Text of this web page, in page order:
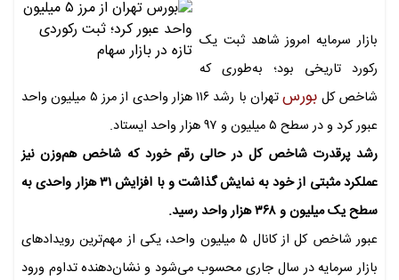
بازار سرمایه امروز شاهد ثبت یک
رکورد تاریخی بود؛ به‌طوری که
شاخص کل بورس
تهران با رشد ۱۱۶ هزار واحدی از مرز ۵ میلیون واحد
عبور کرد و در سطح ۵ میلیون و ۹۷ هزار واحد ایستاد.
رشد پرقدرت شاخص کل در حالی رقم خورد که شاخص هم‌وزن نیز
عملکرد مثبتی از خود به نمایش گذاشت و با افزایش ۳۱ هزار واحدی به
سطح یک میلیون و ۳۶۸ هزار واحد رسید.
عبور شاخص کل از کانال ۵ میلیون واحد، یکی از مهم‌ترین رویدادهای
بازار سرمایه در سال جاری محسوب می‌شود و نشان‌دهنده تداوم ورود